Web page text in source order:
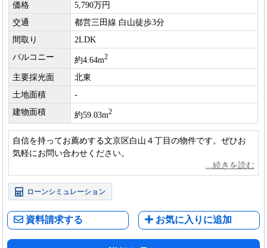
価格
5,790万円
交通
都営三田線 白山徒歩3分
間取り
2LDK
バルコニー
約4.64m2
主要採光面
北東
土地面積
-
建物面積
約59.03m2
自信を持ってお薦めする文京区白山４丁目の物件です。ぜひお
気軽にお問い合わせください。
ローンシミュレーション
資料請求する お気に入りに追加